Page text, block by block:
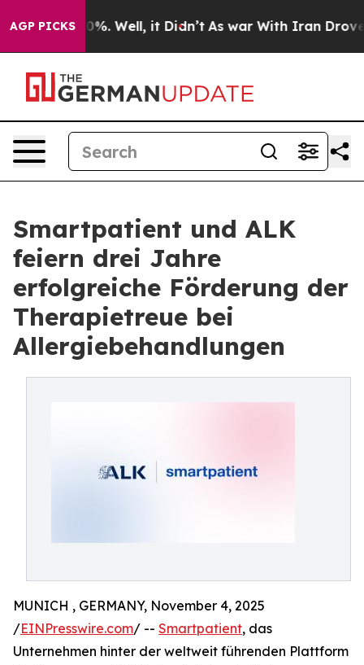
AGP PICKS
40%. Well, it Didn’t As war With Iran Drove oil
Smartpatient und ALK
feiern drei Jahre
erfolgreiche Förderung der
Therapietreue bei
Allergiebehandlungen
MUNICH , GERMANY, November 4, 2025
/EINPresswire.com/ -- Smartpatient, das
Unternehmen hinter der weltweit führenden Plattform